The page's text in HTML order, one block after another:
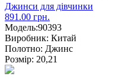
Джинси для дівчинки
891.00 грн.
Модель:90393
Виробник: Китай
Полотно: Джинс
Розмір: 20,21